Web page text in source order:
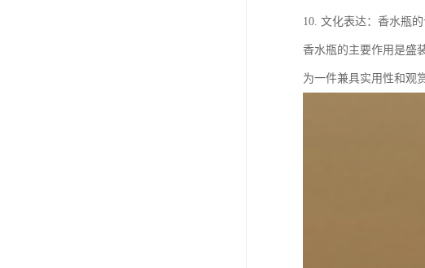
10. 文化表达：香水瓶
香水瓶的主要作用是盛
为一件兼具实用性和观